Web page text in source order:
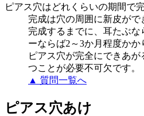
ピアス穴はどれくらいの期間で
完成は穴の周囲に新皮がで
完成するまでに、耳たぶな
ーならば2～3か月程度かか
ピアス穴が完全にできあ
つことが必要不可欠です。
▲ 質問一覧へ
ピアス穴あけ